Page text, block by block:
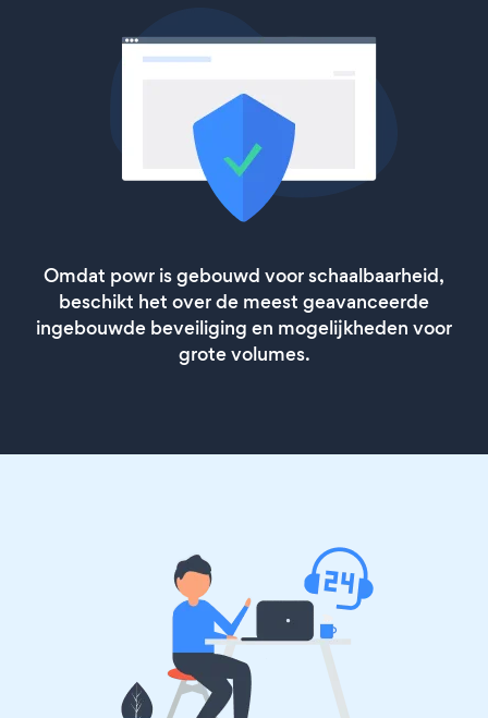
Omdat powr is gebouwd voor schaalbaarheid,
beschikt het over de meest geavanceerde
ingebouwde beveiliging en mogelijkheden voor
grote volumes.